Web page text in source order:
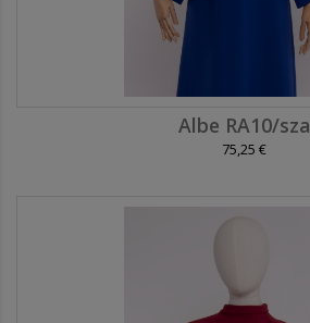
Albe RA10/sza
75,25 €